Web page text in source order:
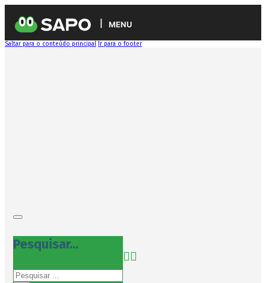
MENU
Saltar para o conteúdo principal Ir para o footer
Pesquisar...
Pesquisar